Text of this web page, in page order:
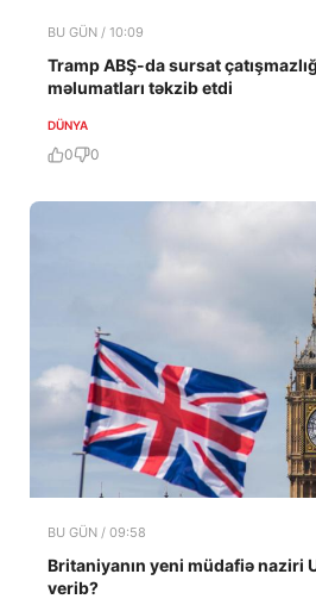
BU GÜN / 10:09
Tramp ABŞ-da sursat
məlumatları təkzib etdi
DÜNYA
0 0
BU GÜN / 09:58
Britaniyanın yeni müdafiə naziri
verib?